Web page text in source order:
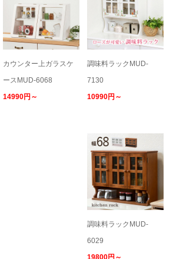
カウンター上ガラスケ
ースMUD-6068
14990円～
調味料ラックMUD-
7130
10990円～
調味料ラックMUD-
6029
19800円～